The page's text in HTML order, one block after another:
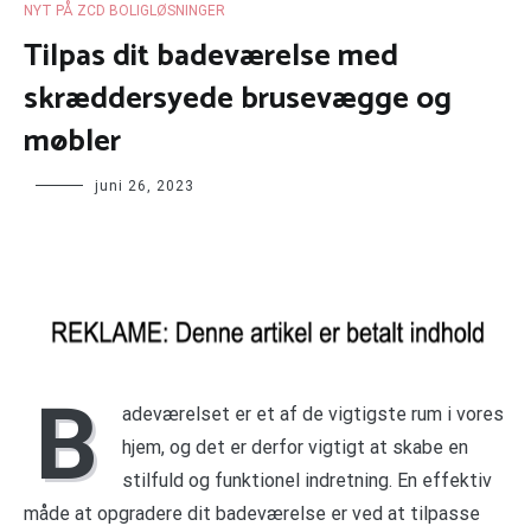
NYT PÅ ZCD BOLIGLØSNINGER
Tilpas dit badeværelse med
skræddersyede brusevægge og
møbler
juni 26, 2023
B
adeværelset er et af de vigtigste rum i vores
hjem, og det er derfor vigtigt at skabe en
stilfuld og funktionel indretning. En effektiv
måde at opgradere dit badeværelse er ved at tilpasse